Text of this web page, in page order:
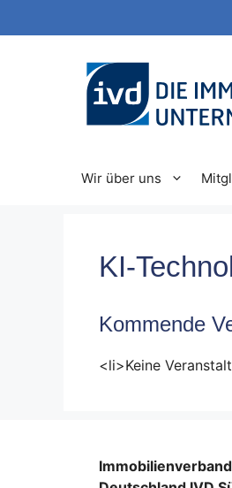
Inhalt
Wir über uns
KI-
Kommende
<li>Keine
Immobilienverband